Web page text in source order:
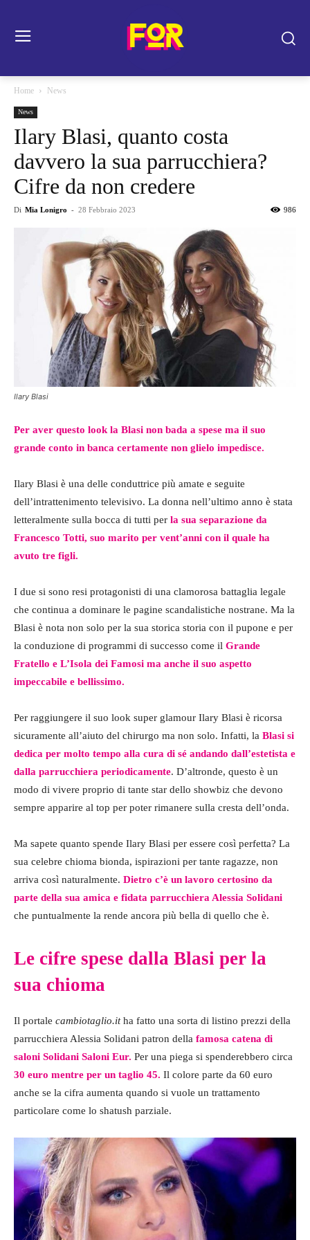
Home News
News
Ilary Blasi, quanto costa
davvero la sua parrucchiera?
Cifre da non credere
Di Mia Lonigro - 28 Febbraio 2023 986
Ilary Blasi
Per aver questo look la Blasi non bada a spese ma il suo
grande conto in banca certamente non glielo impedisce.
Ilary Blasi è una delle conduttrice più amate e seguite
dell’intrattenimento televisivo. La donna nell’ultimo anno è stata
letteralmente sulla bocca di tutti per la sua separazione da
Francesco Totti, suo marito per vent’anni con il quale ha
avuto tre figli.
I due si sono resi protagonisti di una clamorosa battaglia legale
che continua a dominare le pagine scandalistiche nostrane. Ma la
Blasi è nota non solo per la sua storica storia con il pupone e per
la conduzione di programmi di successo come il Grande
Fratello e L’Isola dei Famosi ma anche il suo aspetto
impeccabile e bellissimo.
Per raggiungere il suo look super glamour Ilary Blasi è ricorsa
sicuramente all’aiuto del chirurgo ma non solo. Infatti, la Blasi si
dedica per molto tempo alla cura di sé andando dall’estetista e
dalla parrucchiera periodicamente. D’altronde, questo è un
modo di vivere proprio di tante star dello showbiz che devono
sempre apparire al top per poter rimanere sulla cresta dell’onda.
Ma sapete quanto spende Ilary Blasi per essere così perfetta? La
sua celebre chioma bionda, ispirazioni per tante ragazze, non
arriva così naturalmente. Dietro c’è un lavoro certosino da
parte della sua amica e fidata parrucchiera Alessia Solidani
che puntualmente la rende ancora più bella di quello che è.
Le cifre spese dalla Blasi per la
sua chioma
Il portale cambiotaglio.itha fatto una sorta di listino prezzi della
parrucchiera Alessia Solidani patron della famosa catena di
saloni Solidani Saloni Eur. Per una piega si spenderebbero circa
30 euro mentre per un taglio 45. Il colore parte da 60 euro
anche se la cifra aumenta quando si vuole un trattamento
particolare come lo shatush parziale.